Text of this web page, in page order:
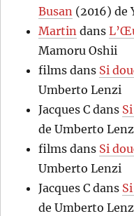
Busan (2016) de
Martin dans
Mamoru Oshii
films dans Si
Umberto Lenzi
Jacques C dans
de Umberto
films dans Si
Umberto Lenzi
Jacques C dans
de Umberto